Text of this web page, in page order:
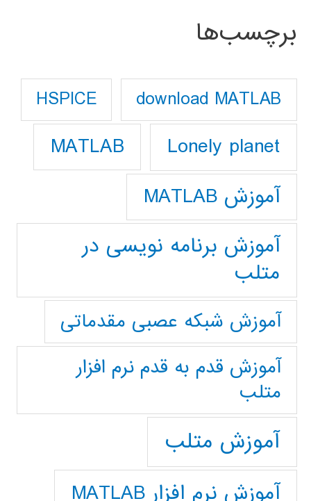
برچسب‌ها
download MATLAB
HSPICE
Lonely planet
MATLAB
آموزش MATLAB
آموزش برنامه نویسی در
متلب
آموزش شبکه عصبی مقدماتی
آموزش قدم به قدم نرم افزار
متلب
آموزش متلب
آموزش نرم افزار MATLAB